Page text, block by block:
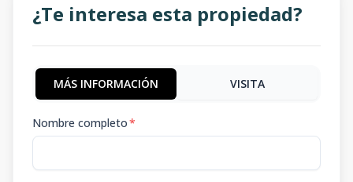
¿Te interesa esta propiedad?
MÁS INFORMACIÓN VISITA
Nombre completo*